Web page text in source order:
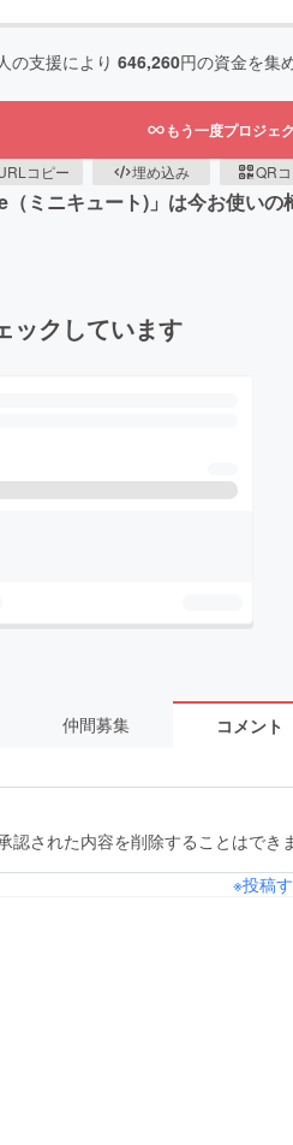
人の支援により 646,260円の資金を集
もう一度プロジェ
コピー 埋め込み QR
ミニキュート)」は今お使い
ックしています
仲間募集 コメント
された内容を削除することはでき
※投稿